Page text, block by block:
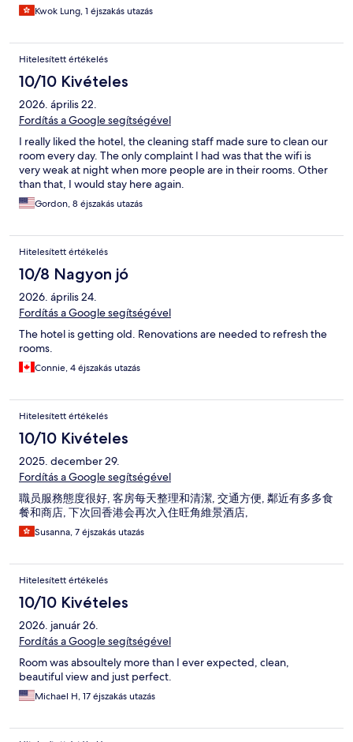
Kwok Lung, 1 éjszakás utazás
Hitelesített értékelés
10/10 Kivételes
2026. április 22.
Fordítás a Google segítségével
I really liked the hotel, the cleaning staff made sure to clean our
room every day. The only complaint I had was that the wifi is
very weak at night when more people are in their rooms. Other
than that, I would stay here again.
Gordon, 8 éjszakás utazás
Hitelesített értékelés
10/8 Nagyon jó
2026. április 24.
Fordítás a Google segítségével
The hotel is getting old. Renovations are needed to refresh the
rooms.
Connie, 4 éjszakás utazás
Hitelesített értékelés
10/10 Kivételes
2025. december 29.
Fordítás a Google segítségével
職员服務態度很好, 客房每天整理和清潔, 交通方便, 鄰近有多多食
餐和商店, 下次回香港会再次入住旺角維景酒店,
Susanna, 7 éjszakás utazás
Hitelesített értékelés
10/10 Kivételes
2026. január 26.
Fordítás a Google segítségével
Room was absoultely more than I ever expected, clean,
beautiful view and just perfect.
Michael H, 17 éjszakás utazás